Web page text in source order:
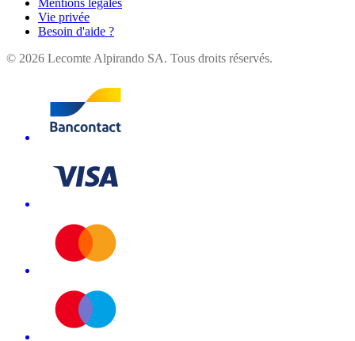
Vie privée
Besoin d'aide ?
© 2026 Lecomte Alpirando SA. Tous droits réservés.